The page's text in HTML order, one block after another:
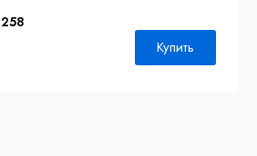
258
Купить